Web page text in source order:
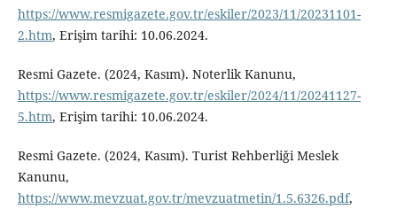
https://www.resmigazete.gov.tr/eskiler/2023/11/20231101-
2.htm, Erişim tarihi: 10.06.2024.
Resmi Gazete. (2024, Kasım). Noterlik Kanunu,
https://www.resmigazete.gov.tr/eskiler/2024/11/20241127-
5.htm, Erişim tarihi: 10.06.2024.
Resmi Gazete. (2024, Kasım). Turist Rehberliği Meslek
Kanunu,
https://www.mevzuat.gov.tr/mevzuatmetin/1.5.6326.pdf,